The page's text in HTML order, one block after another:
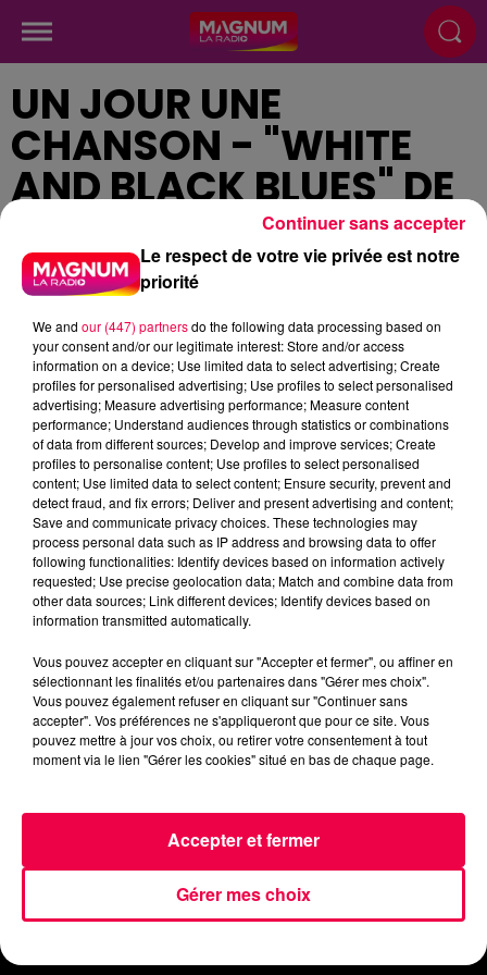
UN JOUR UNE
CHANSON - "WHITE
AND BLACK BLUES" DE
JOËLLE URSULL
podcasts/2023/11/Un-jour-une-chanson-du-jeudi-09-
novembre.mp3
ACCUEIL INFOS
EMISSIONS
AGENDA
JEUX
PODCASTS
CINÉMA
DIRECT VIDÉO
MAGNUM 80
NOUS CONTACTER
Le respect de votre vie privée est notre
priorité
We and our (447) partnersdo the following data processing based on
your consent and/or our legitimate interest: Store and/or access
information on a device; Use limited data to select advertising; Create
profiles for personalised advertising; Use profiles to select personalised
advertising; Measure advertising performance; Measure content
performance; Understand audiences through statistics or combinations
of data from different sources; Develop and improve services; Create
profiles to personalise content; Use profiles to select personalised
content; Use limited data to select content; Ensure security, prevent and
detect fraud, and fix errors; Deliver and present advertising and content;
Save and communicate privacy choices. These technologies may
process personal data such as IP address and browsing data to offer
following functionalities: Identify devices based on information actively
requested; Use precise geolocation data; Match and combine data from
other data sources; Link different devices; Identify devices based on
information transmitted automatically.
Vous pouvez accepter en cliquant sur "Accepter et fermer", ou affiner en
sélectionnant les finalités et/ou partenaires dans "Gérer mes choix".
Vous pouvez également refuser en cliquant sur "Continuer sans
accepter". Vos préférences ne s'appliqueront que pour ce site. Vous
pouvez mettre à jour vos choix, ou retirer votre consentement à tout
moment via le lien "Gérer les cookies" situé en bas de chaque page.
Gérer mes choix
Accepter et fermer
Continuer sans accepter